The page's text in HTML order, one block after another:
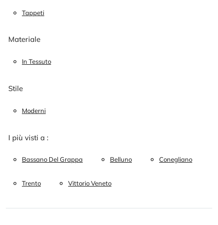
Tappeti
Materiale
In Tessuto
Stile
Moderni
I più visti a :
Bassano Del Grappa Belluno Conegliano
Trento Vittorio Veneto